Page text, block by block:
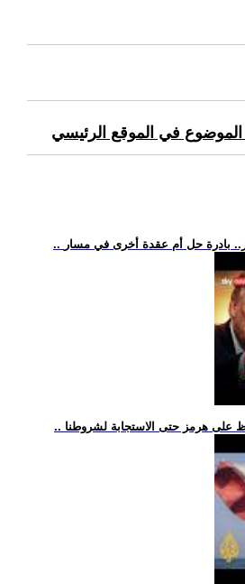
الموضوع في الموقع الرئيسي
بادرة حل أم عقدة أخرى في مسار
على هرمز حتى الاستجابة لشروطنا